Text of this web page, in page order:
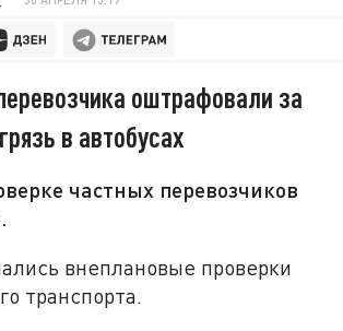
оштрафовали за
в автобусах
частных перевозчиков
внеплановые проверки
транспорта.